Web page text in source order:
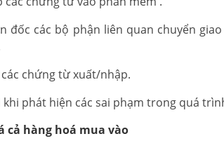
đốc các bộ phận liên quan chuyển
chứng từ xuất/nhập.
khi phát hiện các sai phạm trong quá
cả hàng hoá mua vào